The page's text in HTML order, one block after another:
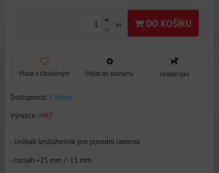
ks DO KOŠÍKU
Přidat k Oblíbeným Přidat do seznamu Hlídací pes
Dostupnost: 1 týden
Výrobce: MRT
- Uniball šestiúhelník pro puvodni ramena
- rozsah +25 mm / -15 mm